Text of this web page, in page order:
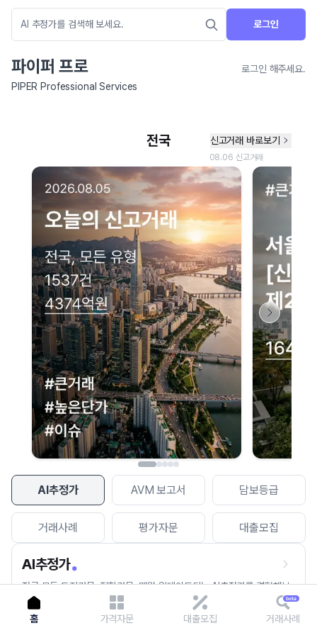
로그인
파이퍼 프로
로그인 해주세요.
PIPER Professional Services
AI추정가 AVM 보고서 담보등급
거래사례 평가자문 대출모집
AI추정가
전국 모든 토지건물, 집합건물, 매월 업데이트되는 AI추정가를 경험해보
세요.
네이버 지도 연결 안내
현재 네이버 지도 연결이 원활하지 않아 지도를 불러올 수 없습니다.
이용에 불편을 드려 죄송합니다.
다시 시도
홈 가격자문 대출모집 거래사례